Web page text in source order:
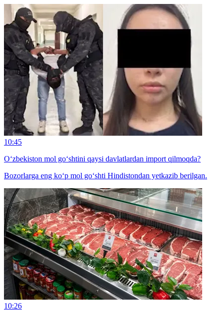
10:45
O‘zbekiston mol go‘shtini qaysi davlatlardan import qilmoqda?
Bozorlarga eng ko‘p mol go‘shti Hindistondan yetkazib berilgan.
10:26